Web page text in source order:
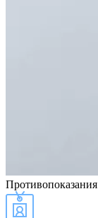
Противопоказания